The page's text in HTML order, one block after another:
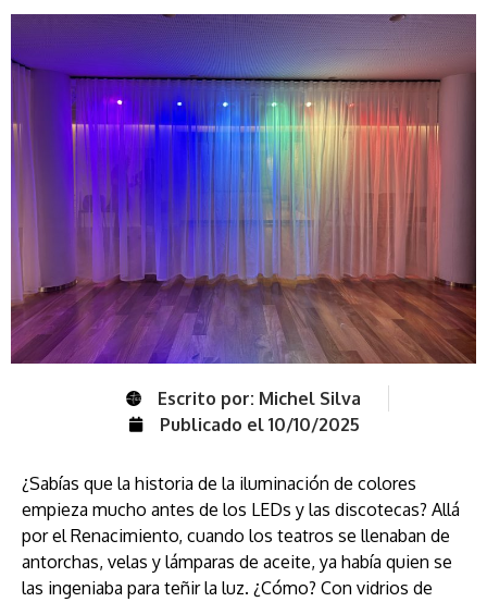
Escrito por: Michel Silva
Publicado el 10/10/2025
¿Sabías que la historia de la iluminación de colores
empieza mucho antes de los LEDs y las discotecas? Allá
por el Renacimiento, cuando los teatros se llenaban de
antorchas, velas y lámparas de aceite, ya había quien se
las ingeniaba para teñir la luz. ¿Cómo? Con vidrios de